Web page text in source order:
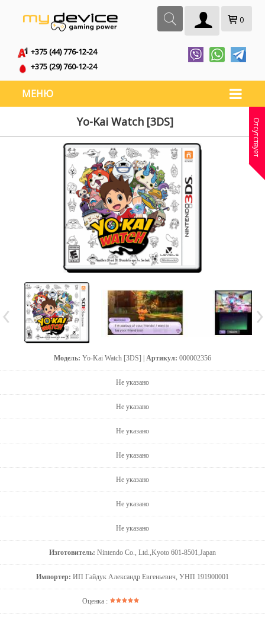
0
+375 (44) 776-12-24
+375 (29) 760-12-24
МЕНЮ
Yo-Kai Watch [3DS]
Модель: Yo-Kai Watch [3DS] | Артикул: 000002356
Не указано
Не указано
Не указано
Не указано
Не указано
Не указано
Не указано
Изготовитель: Nintendo Co., Ltd.,Kyoto 601-8501,Japan
Импортер: ИП Гайдук Александр Евгеньевич, УНП 191900001
Оценка :
Отсутствует